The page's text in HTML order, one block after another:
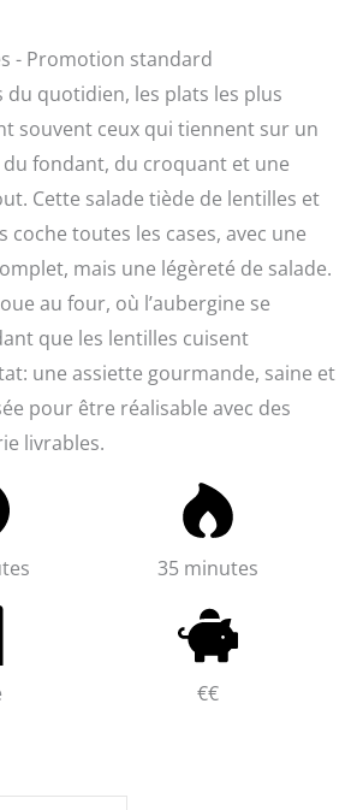
du quotidien, les plats les plus
souvent ceux qui tiennent sur un
fondant, du croquant et une
Cette salade tiède de lentilles et
coche toutes les cases, avec une
mais une légèreté de salade.
au four, où l’aubergine se
que les lentilles cuisent
une assiette gourmande, saine et
pour être réalisable avec des
livrables.
35 minutes
€€